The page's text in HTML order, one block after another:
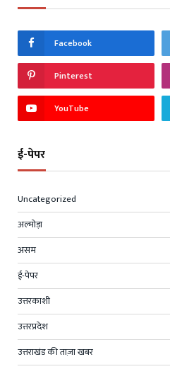
Facebook
Pinterest
YouTube
ई-पेपर
Uncategorized
अल्मोड़ा
असम
ई-पेपर
उत्तरकाशी
उत्तरप्रदेश
उत्तराखंड की ताज़ा खबर